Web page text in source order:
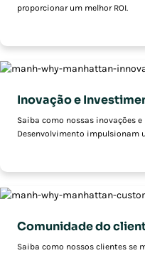
proporcionar um melhor ROI.
Inovação e
Saiba como nossas inovações
Desenvolvimento impulsionam
Comunidade do
Saiba como nossos clientes se